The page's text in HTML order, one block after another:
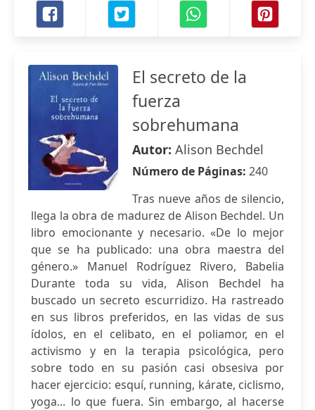
El secreto de la
fuerza
sobrehumana
Autor: Alison Bechdel
Número de Páginas: 240
Tras nueve años de silencio,
llega la obra de madurez de Alison Bechdel. Un
libro emocionante y necesario. «De lo mejor
que se ha publicado: una obra maestra del
género.» Manuel Rodríguez Rivero, Babelia
Durante toda su vida, Alison Bechdel ha
buscado un secreto escurridizo. Ha rastreado
en sus libros preferidos, en las vidas de sus
ídolos, en el celibato, en el poliamor, en el
activismo y en la terapia psicológica, pero
sobre todo en su pasión casi obsesiva por
hacer ejercicio: esquí, running, kárate, ciclismo,
yoga... lo que fuera. Sin embargo, al hacerse